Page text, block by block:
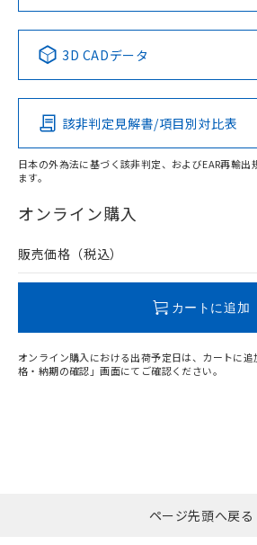
Pb Hg
O
在庫等で未対応品が混在する可能性が
問い合わせください。
No No
この製品の規格認
その他の認証はこちらのペー
3D CADデータ
該非判定見解書/項目別対比表
日本の外為法に基づく該非判定、およびEAR再輸出
ます。
オンライン購入
販売価格（税込）
カートに追加
オンライン購入における出荷予定日は、カートに
格・納期の確認」画面にてご確認ください。
ページ先頭へ戻る